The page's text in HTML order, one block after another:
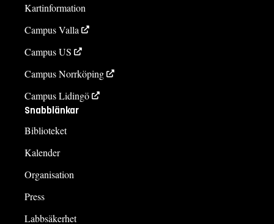
Kartinformation
Campus Valla
Campus US
Campus Norrköping
Campus Lidingö
Snabblänkar
Biblioteket
Kalender
Organisation
Press
Labbsäkerhet